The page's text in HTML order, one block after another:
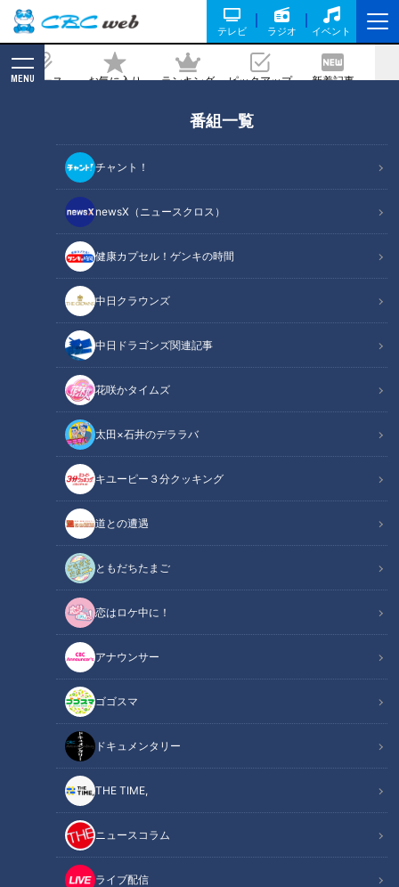
テレビ ラジオ イベント
ニュース お気に入り ランキング ピックアップ 新着記事
MENU
番組一覧
チャント！
newsX（ニュースクロス）
健康カプセル！ゲンキの時間
中日クラウンズ
中日ドラゴンズ関連記事
花咲かタイムズ
太田×石井のデララバ
キユーピー３分クッキング
道との遭遇
ともだちたまご
恋はロケ中に！
アナウンサー
ゴゴスマ
ドキュメンタリー
THE TIME,
ニュースコラム
ライブ配信
咲かキッチン☆キッズグランプリ」初開
催！！
記事に戻る
小学生が料理の腕やアイデアで競う「花咲かキッチン☆キッズグランプ
リ」初開催！！
この記事の画像
記事に戻る
この記事を見たあなたへのおすすめ